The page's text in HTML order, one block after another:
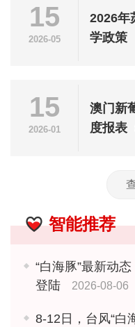
15
2026-05
2026年
学政策
15
2026-01
澳门新
度报表
智能推荐
“白海豚”最新动
登陆
2026-08-06
8-12日，台风“白